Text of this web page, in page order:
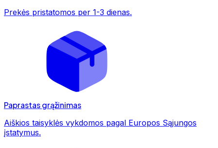
Prekės pristatomos per 1-3 dienas.
Paprastas grąžinimas
Aiškios taisyklės vykdomos pagal Europos Sąjungos
įstatymus.